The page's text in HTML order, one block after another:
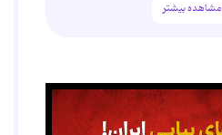
مشاهده بیشتر